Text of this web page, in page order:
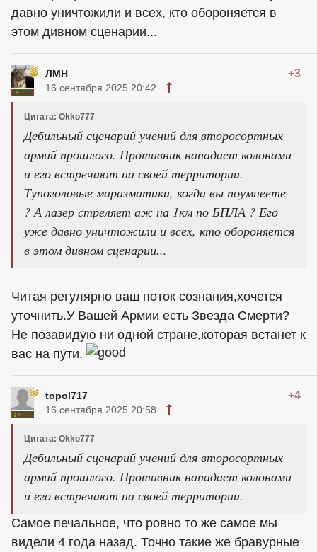
давно уничтожили и всех, кто обороняется в
этом дивном сценарии...
ЛМН +3
16 сентября 2025 20:42
Цитата: Okko777
Дебильный сценарий учений для второсортных
армий прошлого. Противник нападает колонами
и его встречают на своей территории.
Тупоголовые маразматики, когда вы поумнеете
? А лазер стреляет аж на 1км по БПЛА ? Его
уже давно уничтожили и всех, кто обороняется
в этом дивном сценарии...
Читая регулярно ваш поток сознания,хочется
уточнить.У Вашей Армии есть Звезда Смерти?
Не позавидую ни одной стране,которая встанет к
вас на пути.
topol717 +4
16 сентября 2025 20:58
Цитата: Okko777
Дебильный сценарий учений для второсортных
армий прошлого. Противник нападает колонами
и его встречают на своей территории.
Самое печальное, что ровно то же самое мы
видели 4 года назад. Точно такие же бравурные